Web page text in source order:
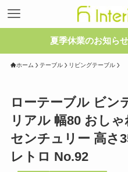
夏季休業のお知らせ
ホーム テーブル リビングテーブル
ローテーブル ビン
リアル 幅80 おし
センチュリー 高さ
レトロ No.92